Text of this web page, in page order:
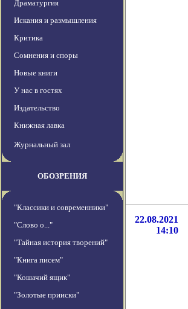
Драматургия
Искания и размышления
Критика
Сомнения и споры
Новые книги
У нас в гостях
Издательство
Книжная лавка
Журнальный зал
ОБОЗРЕНИЯ
"Классики и современники"
"Слово о..."
"Тайная история творений"
"Книга писем"
"Кошачий ящик"
"Золотые прииски"
22.08.2021
14:10